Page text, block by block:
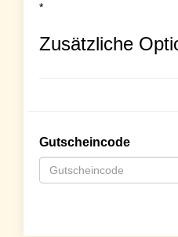
*
Zusätzliche
Gutscheincode